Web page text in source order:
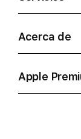
Acerca de
Apple